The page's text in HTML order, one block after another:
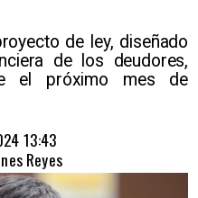
de ley, diseñado
de los deudores,
el próximo mes de
13:43
Reyes